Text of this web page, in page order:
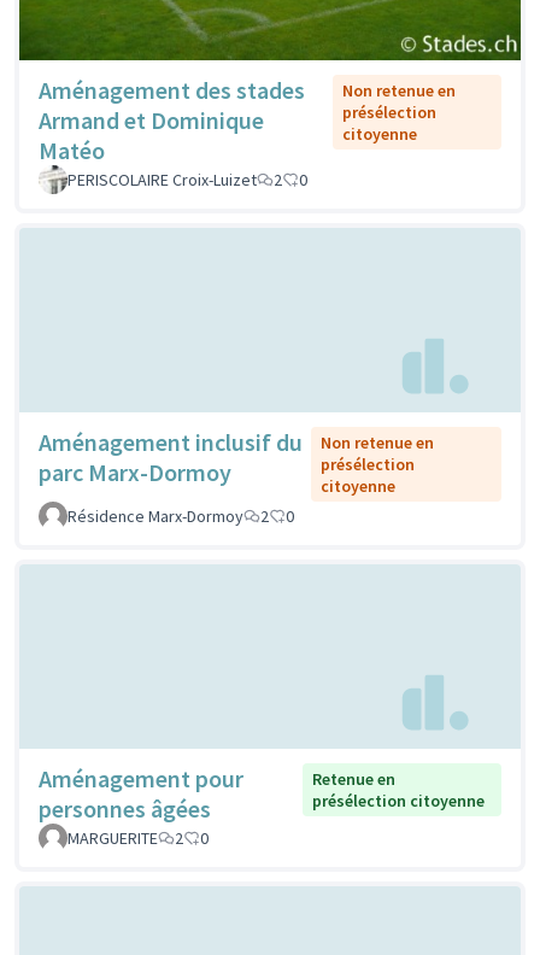
Aménagement des stades
Armand et Dominique
Matéo
Non retenue en
présélection
citoyenne
PERISCOLAIRE Croix-Luizet 2 0
Aménagement inclusif du
parc Marx-Dormoy
Non retenue en
présélection
citoyenne
Résidence Marx-Dormoy
2 0
Aménagement pour
personnes âgées
Retenue en
présélection citoyenne
MARGUERITE
2 0